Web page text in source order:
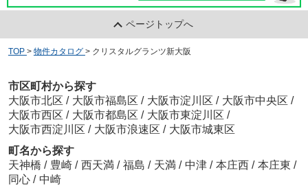
ページトップへ
TOP > 物件カタログ > クリスタルグランツ新大阪
市区町村から探す
大阪市北区 / 大阪市福島区 / 大阪市淀川区 / 大阪市中央区 /
大阪市西区 / 大阪市都島区 / 大阪市東淀川区 /
大阪市西淀川区 / 大阪市浪速区 / 大阪市城東区
町名から探す
天神橋 / 豊崎 / 西天満 / 福島 / 天満 / 中津 / 本庄西 / 本庄東 /
同心 / 中崎